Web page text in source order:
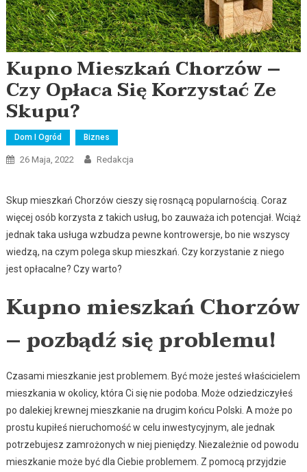
Kupno Mieszkań Chorzów –
Czy Opłaca Się Korzystać Ze
Skupu?
Dom I Ogród Biznes
26 Maja, 2022 Redakcja
Skup mieszkań Chorzów cieszy się rosnącą popularnością. Coraz
więcej osób korzysta z takich usług, bo zauważa ich potencjał. Wciąż
jednak taka usługa wzbudza pewne kontrowersje, bo nie wszyscy
wiedzą, na czym polega skup mieszkań. Czy korzystanie z niego
jest opłacalne? Czy warto?
Kupno mieszkań Chorzów
– pozbądź się problemu!
Czasami mieszkanie jest problemem. Być może jesteś właścicielem
mieszkania w okolicy, która Ci się nie podoba. Może odziedziczyłeś
po dalekiej krewnej mieszkanie na drugim końcu Polski. A może po
prostu kupiłeś nieruchomość w celu inwestycyjnym, ale jednak
potrzebujesz zamrożonych w niej pieniędzy. Niezależnie od powodu
mieszkanie może być dla Ciebie problemem. Z pomocą przyjdzie